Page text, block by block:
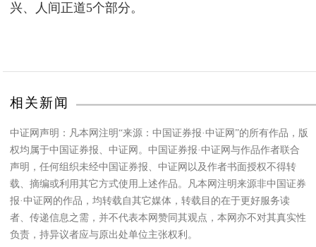
兴、人间正道5个部分。
相关新闻
中证网声明：凡本网注明“来源：中国证券报·中证网”的所有作品，版
权均属于中国证券报、中证网。中国证券报·中证网与作品作者联合
声明，任何组织未经中国证券报、中证网以及作者书面授权不得转
载、摘编或利用其它方式使用上述作品。凡本网注明来源非中国证券
报·中证网的作品，均转载自其它媒体，转载目的在于更好服务读
者、传递信息之需，并不代表本网赞同其观点，本网亦不对其真实性
负责，持异议者应与原出处单位主张权利。